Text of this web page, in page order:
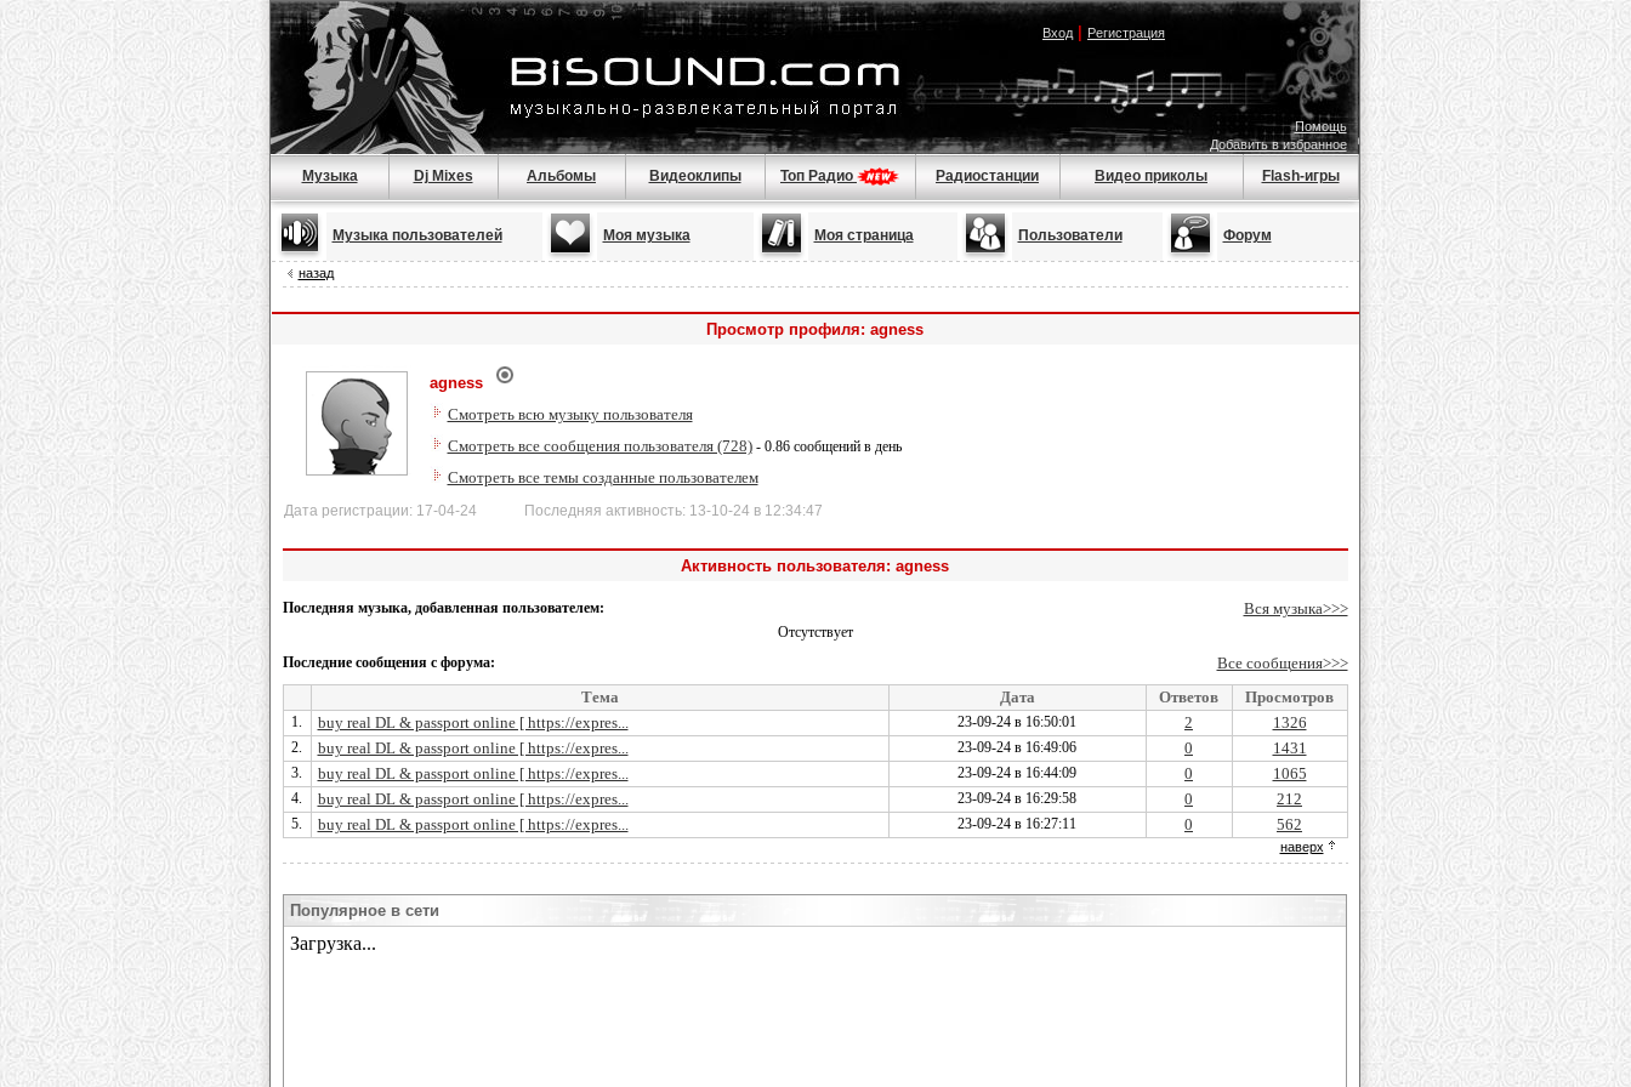
Вход| Регистрация
Помощь
Добавить в избранное
Музыка Dj Mixes Альбомы Видеоклипы Топ Радио Радиостанции Видео приколы Flash-игры
Музыка пользователей Моя музыка Моя страница Пользователи Форум
назад
Просмотр профиля: agness
agness
Смотреть всю музыку пользователя
Смотреть все сообщения пользователя (728)- 0.86 сообщений в день
Смотреть все темы созданные пользователем
Дата регистрации: 17-04-24 Последняя активность: 13-10-24 в 12:34:47
Активность пользователя: agness
Последняя музыка, добавленная пользователем: Вся музыка>>>
Отсутствует
Последние сообщения с форума:
Все сообщения>>>
Тема
Дата Ответов Просмотров
1. buy real DL & passport online [ https://expres... 23-09-24 в 16:50:01 2 1326
2. buy real DL & passport online [ https://expres... 23-09-24 в 16:49:06 0 1431
3. buy real DL & passport online [ https://expres... 23-09-24 в 16:44:09 0 1065
4. buy real DL & passport online [ https://expres... 23-09-24 в 16:29:58 0 212
5. buy real DL & passport online [ https://expres... 23-09-24 в 16:27:11 0 562
наверх
Популярное в сети